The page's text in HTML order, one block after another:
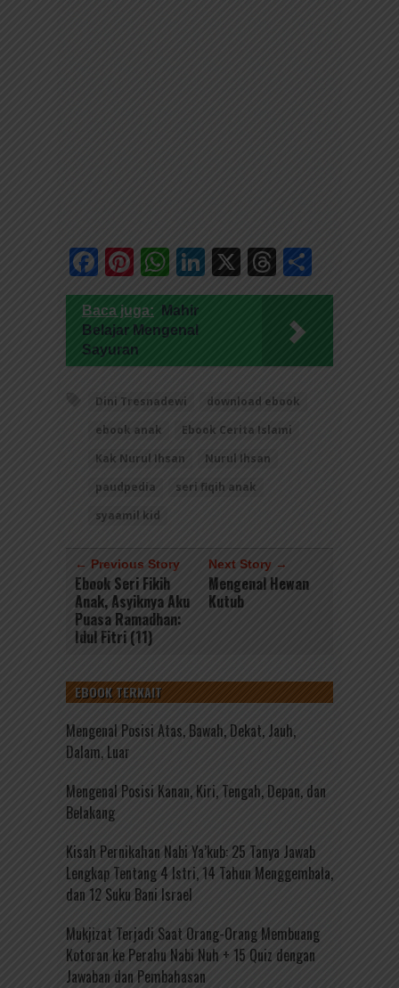
Facebook
Pinterest
WhatsApp
LinkedIn
X Threads
Baca juga:
Mahir
Belajar Mengenal
Sayuran
Dini Tresnadewi
download ebook
ebook anak
Ebook Cerita Islami
Kak Nurul Ihsan
Nurul Ihsan
paudpedia
seri fiqih anak
syaamil kid
← Previous Story
Ebook Seri Fikih
Anak, Asyiknya Aku
Puasa Ramadhan:
Idul Fitri (11)
Next Story →
Mengenal Hewan
Kutub
EBOOK TERKAIT
Mengenal Posisi Atas, Bawah, Dekat, Jauh,
Dalam, Luar
Mengenal Posisi Kanan, Kiri, Tengah, Depan, dan
Belakang
Kisah Pernikahan Nabi Ya’kub: 25 Tanya Jawab
Lengkap Tentang 4 Istri, 14 Tahun Menggembala,
dan 12 Suku Bani Israel
Mukjizat Terjadi Saat Orang-Orang Membuang
Kotoran ke Perahu Nabi Nuh + 15 Quiz dengan
Jawaban dan Pembahasan